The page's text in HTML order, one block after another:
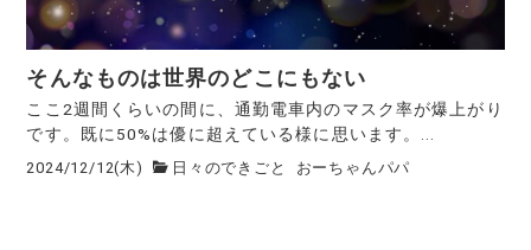
そんなものは世界のどこにもない
ここ2週間くらいの間に、通勤電車内のマスク率が爆上がり
です。既に50%は優に超えている様に思います。...
2024/12/12(木) 日々のできごと おーちゃんパパ